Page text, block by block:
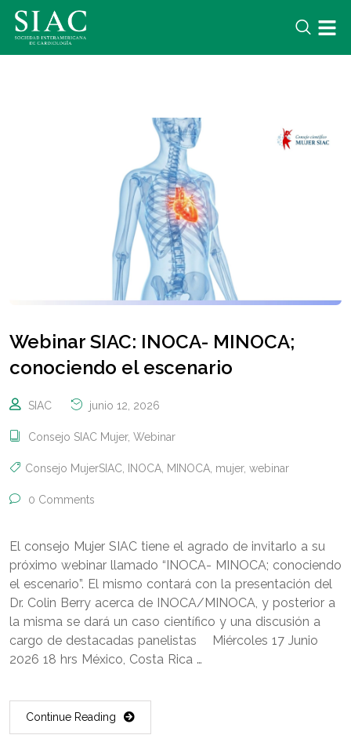
Webinar SIAC: INOCA- MINOCA;
conociendo el escenario
SIAC junio 12, 2026
Consejo SIAC Mujer, Webinar
Consejo MujerSIAC INOCA MINOCA mujer, webinar
0 Comments
El consejo Mujer SIAC tiene el agrado de invitarlo a su
próximo webinar llamado “INOCA- MINOCA; conociendo
el escenario”. El mismo contará con la presentación del
Dr. Colin Berry acerca de INOCA/MINOCA, y posterior a
la misma se dará un caso científico y una discusión a
cargo de destacadas panelistas Miércoles 17 Junio
2026 18 hrs México, Costa Rica …
Continue Reading